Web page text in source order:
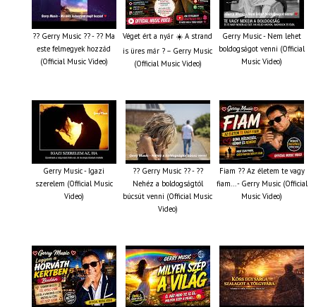
?? Gerry Music ?? - ?? Ma
este felmegyek hozzád
(Official Music Video)
Véget ért a nyár ☀️ A strand
is üres már ? – Gerry Music
(Official Music Video)
Gerry Music - Nem lehet
boldogságot venni (Official
Music Video)
Gerry Music - Igazi
szerelem (Official Music
Video)
?? Gerry Music ?? - ??
Nehéz a boldogságtól
búcsút venni (Official Music
Video)
Fiam ?‍? Az életem te vagy
fiam... - Gerry Music (Official
Music Video)